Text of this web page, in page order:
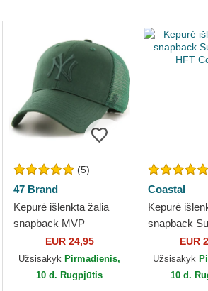
(5)
47 Brand
Kepurė išlenkta žalia
snapback MVP
Branson New York
Yankees MLB 47 Brand
EUR 24,95
Užsisakyk Pirmadienis,
10 d. Rugpjūtis
Coastal
Kepurė
snapback
HFT Coastal
EUR
Užsisakyk
10 d.